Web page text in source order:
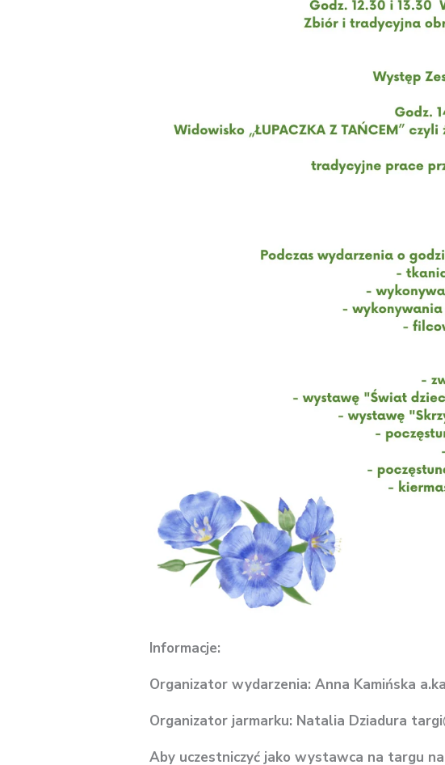
Informacje:
Organizator wydarzenia: Anna Kamińska
Organizator jarmarku: Natalia Dziadura
Aby uczestniczyć jako wystawca na targu